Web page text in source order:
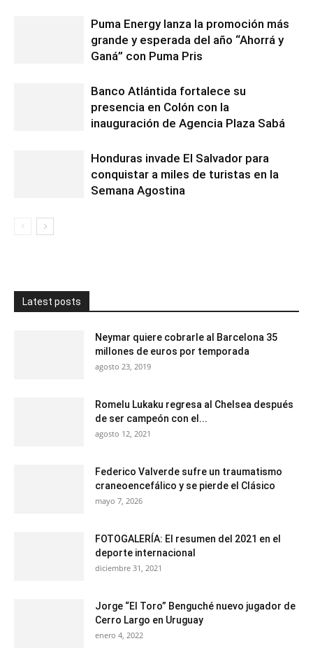
Puma Energy lanza la promoción más
grande y esperada del año “Ahorrá y
Ganá” con Puma Pris
Banco Atlántida fortalece su
presencia en Colón con la
inauguración de Agencia Plaza Sabá
Honduras invade El Salvador para
conquistar a miles de turistas en la
Semana Agostina
Latest posts
Neymar quiere cobrarle al Barcelona 35
millones de euros por temporada
agosto 23, 2019
Romelu Lukaku regresa al Chelsea después
de ser campeón con el...
agosto 12, 2021
Federico Valverde sufre un traumatismo
craneoencefálico y se pierde el Clásico
mayo 7, 2026
FOTOGALERÍA: El resumen del 2021 en el
deporte internacional
diciembre 31, 2021
Jorge “El Toro” Benguché nuevo jugador de
Cerro Largo en Uruguay
enero 4, 2022